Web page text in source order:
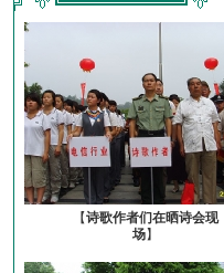
【诗歌作者们在晒诗会现
场】